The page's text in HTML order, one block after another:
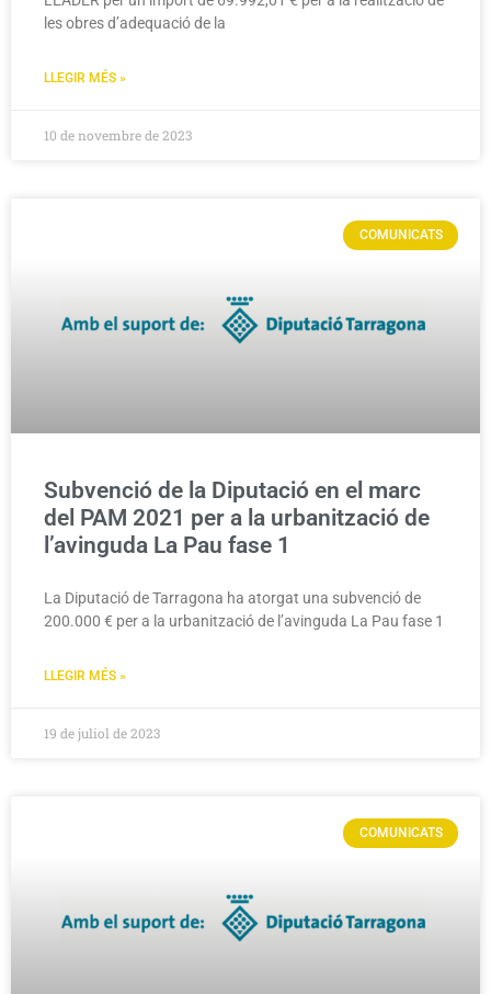
les obres d’adequació de la
LLEGIR MÉS »
10 de novembre de 2023
COMUNICATS
Subvenció de la Diputació en el marc
del PAM 2021 per a la urbanització de
l’avinguda La Pau fase 1
La Diputació de Tarragona ha atorgat una subvenció de
200.000 € per a la urbanització de l’avinguda La Pau fase 1
LLEGIR MÉS »
19 de juliol de 2023
COMUNICATS